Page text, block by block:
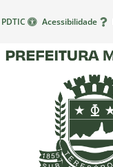
PDTIC Acessibilidade